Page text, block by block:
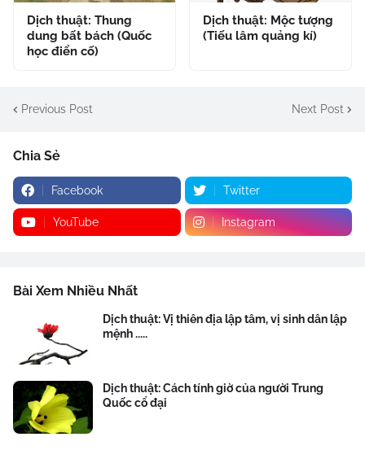
Dịch thuật: Thung
dung bất bách (Quốc
học điển cố)
Dịch thuật: Mộc tượng
(Tiếu lâm quảng kí)
Previous Post Next Post
Chia Sẻ
Facebook Twitter
YouTube Instagram
Bài Xem Nhiều Nhất
Dịch thuật: Vị thiên địa lập tâm, vị sinh dân lập
mệnh .....
Dịch thuật: Cách tính giờ của người Trung
Quốc cổ đại